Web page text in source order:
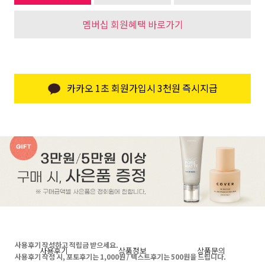
멤버십 회원혜택 바로가기
카카오 1초 회원가입시 3천원 즉시지급
사용후기 상품정보 상품문의
사용후기 작성하고 적립금 받으세요.
사용후기 작성 시, 포토후기는 1,000원 / 텍스트후기는 500원을 드립니다.